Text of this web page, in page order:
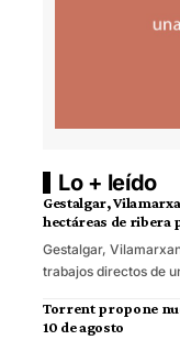
Lo + leído
Gestalgar,
hectáreas de ribera
Gestalgar,
trabajos directos de
Torrent propone
10 de agosto